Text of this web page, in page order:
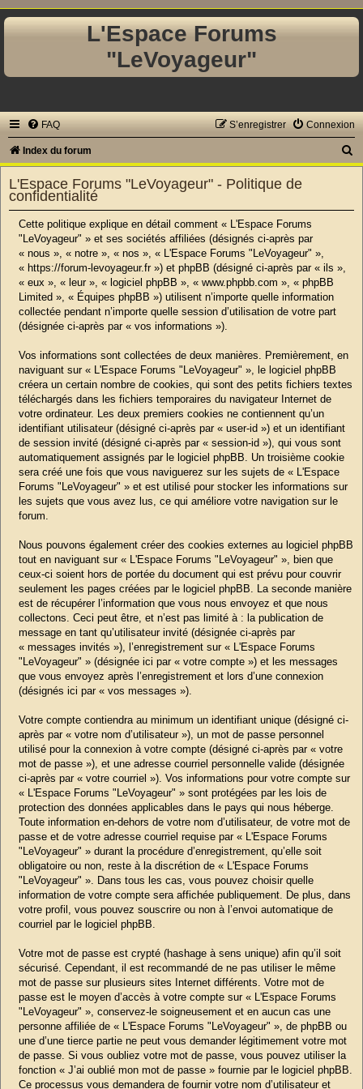
L'Espace Forums
"LeVoyageur"
FAQ Connexion
S’enregistrer
Index du forum
L'Espace Forums "LeVoyageur" - Politique de
confidentialité
Cette politique explique en détail comment « L'Espace Forums
"LeVoyageur" » et ses sociétés affiliées (désignés ci-après par
« nous », « notre », « nos », « L'Espace Forums "LeVoyageur" »,
« https://forum-levoyageur.fr ») et phpBB (désigné ci-après par « ils »,
« eux », « leur », « logiciel phpBB », « www.phpbb.com », « phpBB
Limited », « Équipes phpBB ») utilisent n’importe quelle information
collectée pendant n’importe quelle session d’utilisation de votre part
(désignée ci-après par « vos informations »).
Vos informations sont collectées de deux manières. Premièrement, en
naviguant sur « L'Espace Forums "LeVoyageur" », le logiciel phpBB
créera un certain nombre de cookies, qui sont des petits fichiers textes
téléchargés dans les fichiers temporaires du navigateur Internet de
votre ordinateur. Les deux premiers cookies ne contiennent qu’un
identifiant utilisateur (désigné ci-après par « user-id ») et un identifiant
de session invité (désigné ci-après par « session-id »), qui vous sont
automatiquement assignés par le logiciel phpBB. Un troisième cookie
sera créé une fois que vous naviguerez sur les sujets de « L'Espace
Forums "LeVoyageur" » et est utilisé pour stocker les informations sur
les sujets que vous avez lus, ce qui améliore votre navigation sur le
forum.
Nous pouvons également créer des cookies externes au logiciel phpBB
tout en naviguant sur « L'Espace Forums "LeVoyageur" », bien que
ceux-ci soient hors de portée du document qui est prévu pour couvrir
seulement les pages créées par le logiciel phpBB. La seconde manière
est de récupérer l’information que vous nous envoyez et que nous
collectons. Ceci peut être, et n’est pas limité à : la publication de
message en tant qu’utilisateur invité (désignée ci-après par
« messages invités »), l’enregistrement sur « L'Espace Forums
"LeVoyageur" » (désignée ici par « votre compte ») et les messages
que vous envoyez après l’enregistrement et lors d’une connexion
(désignés ici par « vos messages »).
Votre compte contiendra au minimum un identifiant unique (désigné ci-
après par « votre nom d’utilisateur »), un mot de passe personnel
utilisé pour la connexion à votre compte (désigné ci-après par « votre
mot de passe »), et une adresse courriel personnelle valide (désignée
ci-après par « votre courriel »). Vos informations pour votre compte sur
« L'Espace Forums "LeVoyageur" » sont protégées par les lois de
protection des données applicables dans le pays qui nous héberge.
Toute information en-dehors de votre nom d’utilisateur, de votre mot de
passe et de votre adresse courriel requise par « L'Espace Forums
"LeVoyageur" » durant la procédure d’enregistrement, qu’elle soit
obligatoire ou non, reste à la discrétion de « L'Espace Forums
"LeVoyageur" ». Dans tous les cas, vous pouvez choisir quelle
information de votre compte sera affichée publiquement. De plus, dans
votre profil, vous pouvez souscrire ou non à l’envoi automatique de
courriel par le logiciel phpBB.
Votre mot de passe est crypté (hashage à sens unique) afin qu’il soit
sécurisé. Cependant, il est recommandé de ne pas utiliser le même
mot de passe sur plusieurs sites Internet différents. Votre mot de
passe est le moyen d’accès à votre compte sur « L'Espace Forums
"LeVoyageur" », conservez-le soigneusement et en aucun cas une
personne affiliée de « L'Espace Forums "LeVoyageur" », de phpBB ou
une d’une tierce partie ne peut vous demander légitimement votre mot
de passe. Si vous oubliez votre mot de passe, vous pouvez utiliser la
fonction « J’ai oublié mon mot de passe » fournie par le logiciel phpBB.
Ce processus vous demandera de fournir votre nom d’utilisateur et